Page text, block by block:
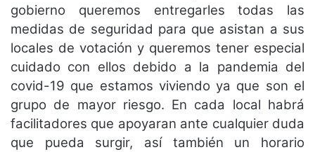
gobierno queremos entregarles todas las
medidas de seguridad para que asistan a sus
locales de votación y queremos tener especial
cuidado con ellos debido a la pandemia del
covid-19 que estamos viviendo ya que son el
grupo de mayor riesgo. En cada local habrá
facilitadores que apoyaran ante cualquier duda
que pueda surgir, así también un horario